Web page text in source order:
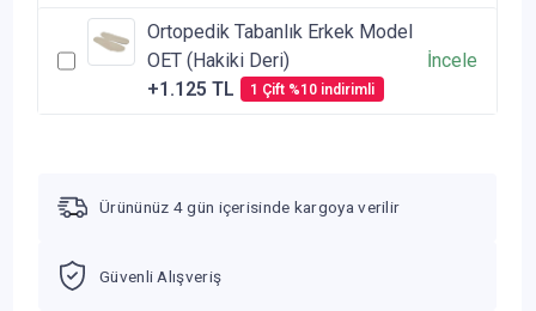
Ortopedik Tabanlık Erkek Model
OET (Hakiki Deri)
+1.125 TL
1 Çift %10 indirimli
İncele
Ürününüz 4 gün içerisinde kargoya verilir
Güvenli Alışveriş